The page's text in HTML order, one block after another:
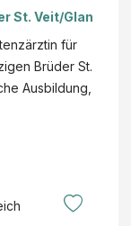
St. Veit/Glan
für
Brüder St.
Ausbildung,